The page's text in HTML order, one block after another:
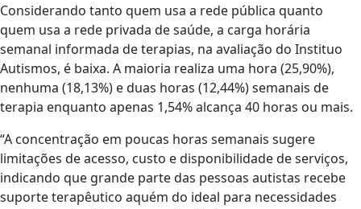
Considerando tanto quem usa a rede pública quanto
quem usa a rede privada de saúde, a carga horária
semanal informada de terapias, na avaliação do Instituo
Autismos, é baixa. A maioria realiza uma hora (25,90%),
nenhuma (18,13%) e duas horas (12,44%) semanais de
terapia enquanto apenas 1,54% alcança 40 horas ou mais.
“A concentração em poucas horas semanais sugere
limitações de acesso, custo e disponibilidade de serviços,
indicando que grande parte das pessoas autistas recebe
suporte terapêutico aquém do ideal para necessidades